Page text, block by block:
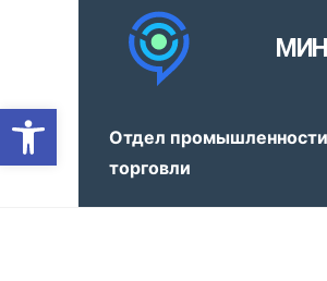
Открыть панель
Отдел
торговли